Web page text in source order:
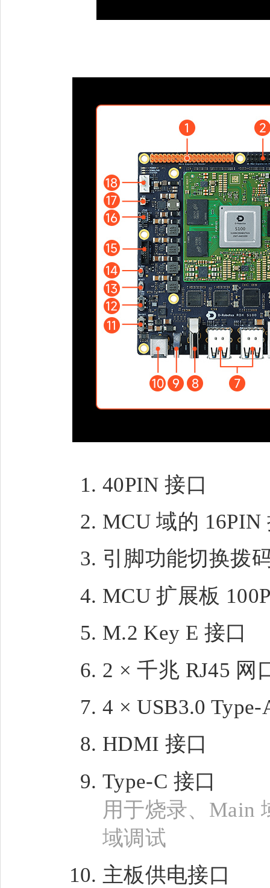
40PIN 接口
MCU 域的 16PIN
引脚功能切换拨
MCU 扩展板
M.2 Key E 接口
2 × 千兆 RJ45 网
4 × USB3.0 Type-
HDMI 接口
Type-C 接口
用于烧录、Main
域调试
主板供电接口